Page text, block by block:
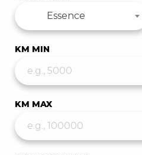
Essence
KM MIN
KM MAX